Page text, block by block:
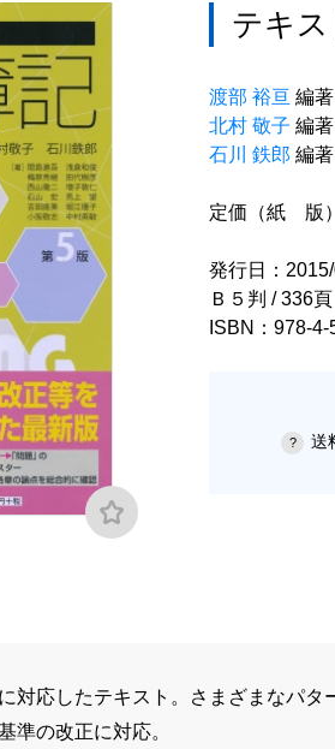
テキス
渡部 裕亘 編著
北村 敬子 編著
石川 鉄郎 編著
定価（紙 版
発行日：
Ｂ５判 / 336頁
ISBN：978-
送
対応したテキスト。さまざまなパ
準の改正に対応。